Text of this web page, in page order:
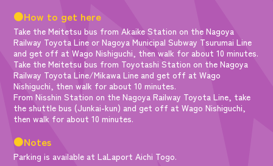
●How to get here
Take the Meitetsu bus from Akaike Station on the Nagoya
Railway Toyota Line or Nagoya Municipal Subway Tsurumai Line
and get off at Wago Nishiguchi, then walk for about 10 minutes.
Take the Meitetsu bus from Toyotashi Station on the Nagoya
Railway Toyota Line/Mikawa Line and get off at Wago
Nishiguchi, then walk for about 10 minutes.
From Nisshin Station on the Nagoya Railway Toyota Line, take
the shuttle bus (Junkai-kun) and get off at Wago Nishiguchi,
then walk for about 10 minutes.
●Notes
Parking is available at LaLaport Aichi Togo.